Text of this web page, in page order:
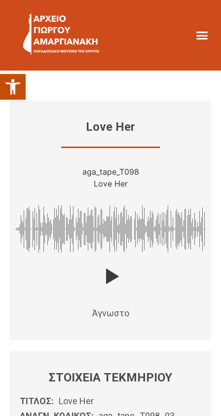
Ανοίξτε τη γραμμή εργαλείων
Love Her
aga_tape_T098
Love Her
Άγνωστο
ΣΤΟΙΧΕΙΑ ΤΕΚΜΗΡΙΟΥ
ΤΙΤΛΟΣ: Love Her